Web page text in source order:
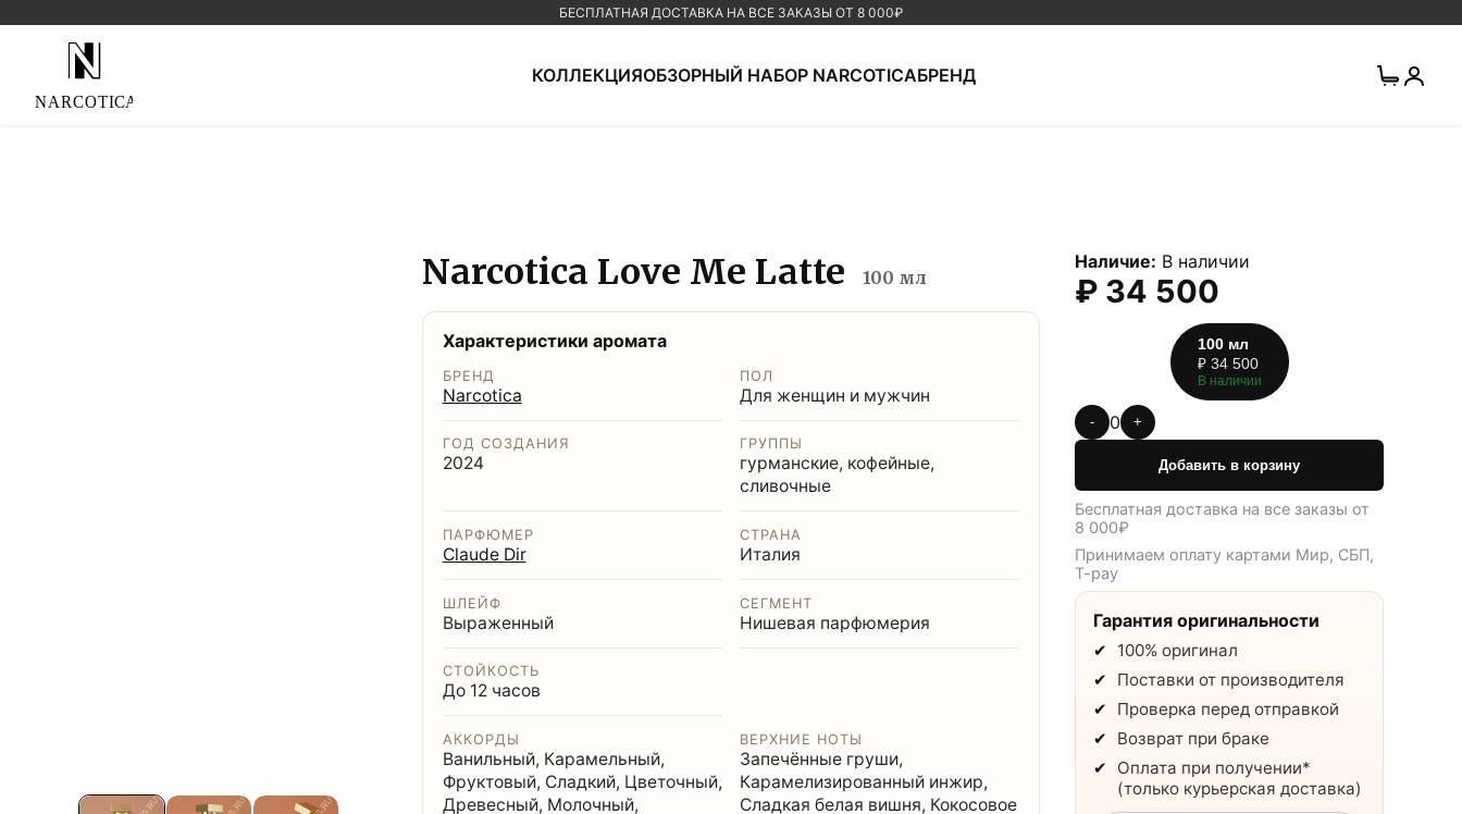
БЕСПЛАТНАЯ ДОСТАВКА НА ВСЕ ЗАКАЗЫ ОТ 8 000₽
КОЛЛЕКЦИЯОБЗОРНЫЙ НАБОР NARCOTICAБРЕНД
Narcotica Love Me Latte 100 мл
Характеристики аромата
БРЕНД
Narcotica
ПОЛ
Для женщин и мужчин
ГОД СОЗДАНИЯ
2024
ГРУППЫ
гурманские, кофейные,
сливочные
ПАРФЮМЕР
Claude Dir
СТРАНА
Италия
ШЛЕЙФ
Выраженный
СЕГМЕНТ
Нишевая парфюмерия
СТОЙКОСТЬ
До 12 часов
АККОРДЫ
Ванильный, Карамельный,
Фруктовый, Сладкий, Цветочный,
Древесный, Молочный,
ВЕРХНИЕ НОТЫ
Запечённые груши,
Карамелизированный инжир,
Сладкая белая вишня, Кокосовое
Наличие: В наличии
₽ 34 500
100мл
₽ 34 500
В наличии
Гарантия оригинальности
100% оригинал
Поставки от производителя
Проверка перед отправкой
Возврат при браке
Оплата при получении*
(только курьерская доставка)
- 0 +
Добавить в корзину
Бесплатная доставка на все заказы от
8 000₽
Принимаем оплату картами Мир, СБП,
T-pay